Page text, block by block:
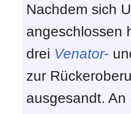
Nachdem sich
angeschlossen
drei Venator-
zur
ausgesandt.